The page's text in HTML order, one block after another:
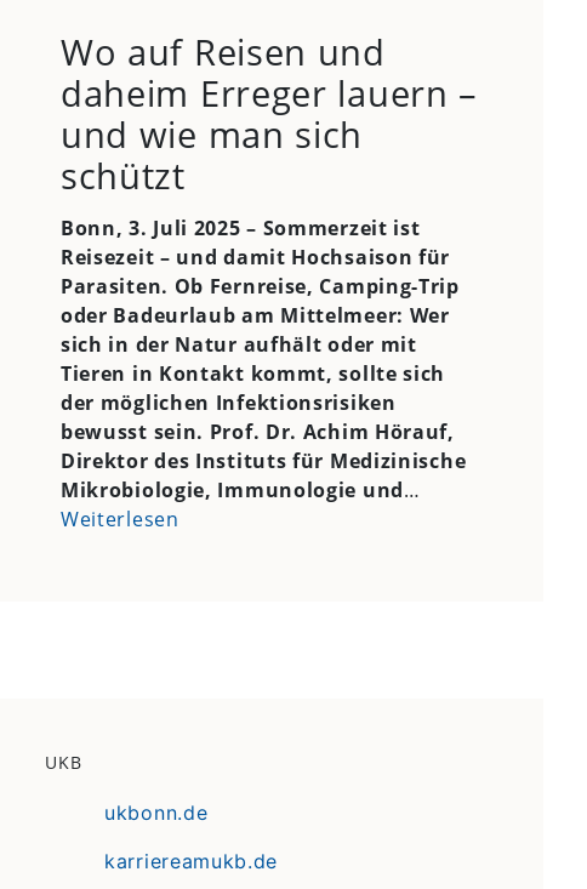
Wo auf Reisen und
daheim Erreger lauern –
und wie man sich
schützt
Bonn, 3. Juli 2025 – Sommerzeit ist
Reisezeit – und damit Hochsaison für
Parasiten. Ob Fernreise, Camping-Trip
oder Badeurlaub am Mittelmeer: Wer
sich in der Natur aufhält oder mit
Tieren in Kontakt kommt, sollte sich
der möglichen Infektionsrisiken
bewusst sein. Prof. Dr. Achim Hörauf,
Direktor des Instituts für Medizinische
Mikrobiologie, Immunologie und…
Weiterlesen
UKB
ukbonn.de
karriereamukb.de